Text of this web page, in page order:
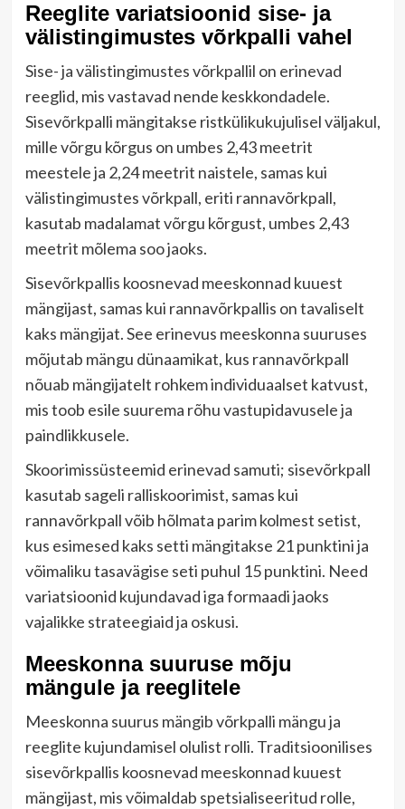
Reeglite variatsioonid sise- ja
välistingimustes võrkpalli vahel
Sise- ja välistingimustes võrkpallil on erinevad
reeglid, mis vastavad nende keskkondadele.
Sisevõrkpalli mängitakse ristkülikukujulisel väljakul,
mille võrgu kõrgus on umbes 2,43 meetrit
meestele ja 2,24 meetrit naistele, samas kui
välistingimustes võrkpall, eriti rannavõrkpall,
kasutab madalamat võrgu kõrgust, umbes 2,43
meetrit mõlema soo jaoks.
Sisevõrkpallis koosnevad meeskonnad kuuest
mängijast, samas kui rannavõrkpallis on tavaliselt
kaks mängijat. See erinevus meeskonna suuruses
mõjutab mängu dünaamikat, kus rannavõrkpall
nõuab mängijatelt rohkem individuaalset katvust,
mis toob esile suurema rõhu vastupidavusele ja
paindlikkusele.
Skoorimissüsteemid erinevad samuti; sisevõrkpall
kasutab sageli ralliskoorimist, samas kui
rannavõrkpall võib hõlmata parim kolmest setist,
kus esimesed kaks setti mängitakse 21 punktini ja
võimaliku tasavägise seti puhul 15 punktini. Need
variatsioonid kujundavad iga formaadi jaoks
vajalikke strateegiaid ja oskusi.
Meeskonna suuruse mõju
mängule ja reeglitele
Meeskonna suurus mängib võrkpalli mängu ja
reeglite kujundamisel olulist rolli. Traditsioonilises
sisevõrkpallis koosnevad meeskonnad kuuest
mängijast, mis võimaldab spetsialiseeritud rolle,